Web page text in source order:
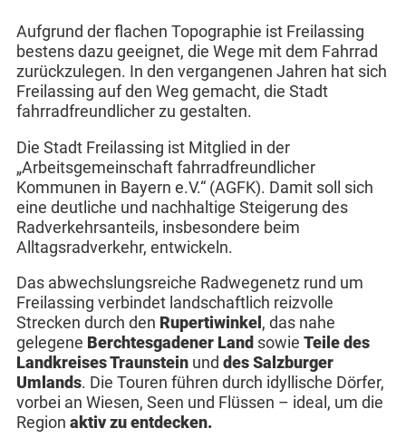
Aufgrund der flachen Topographie ist Freilassing
bestens dazu geeignet, die Wege mit dem Fahrrad
zurückzulegen. In den vergangenen Jahren hat sich
Freilassing auf den Weg gemacht, die Stadt
fahrradfreundlicher zu gestalten.
Die Stadt Freilassing ist Mitglied in der
„Arbeitsgemeinschaft fahrradfreundlicher
Kommunen in Bayern e.V.“ (AGFK). Damit soll sich
eine deutliche und nachhaltige Steigerung des
Radverkehrsanteils, insbesondere beim
Alltagsradverkehr, entwickeln.
Das abwechslungsreiche Radwegenetz rund um
Freilassing verbindet landschaftlich reizvolle
Strecken durch den Rupertiwinkel , das nahe
gelegene Berchtesgadener Land sowie Teile des
Landkreises Traunsteinund des Salzburger
Umlands. Die Touren führen durch idyllische Dörfer,
vorbei an Wiesen, Seen und Flüssen – ideal, um die
Region aktiv zu entdecken.